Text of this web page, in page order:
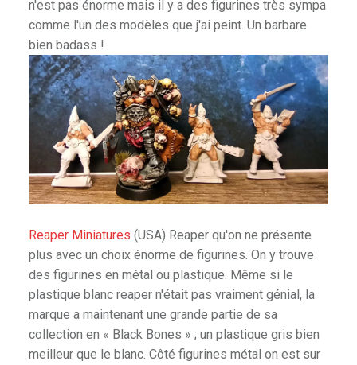
n'est pas énorme mais il y a des figurines très sympa
comme l'un des modèles que j'ai peint. Un barbare
bien badass !
Reaper Miniatures (USA) Reaper qu'on ne présente
plus avec un choix énorme de figurines. On y trouve
des figurines en métal ou plastique. Même si le
plastique blanc reaper n'était pas vraiment génial, la
marque a maintenant une grande partie de sa
collection en « Black Bones » ; un plastique gris bien
meilleur que le blanc. Côté figurines métal on est sur